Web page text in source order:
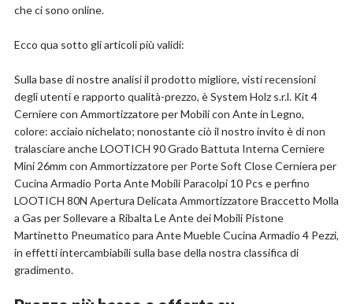
che ci sono online.
Ecco qua sotto gli articoli più validi:
Sulla base di nostre analisi il prodotto migliore, visti recensioni
degli utenti e rapporto qualità-prezzo, è System Holz s.r.l. Kit 4
Cerniere con Ammortizzatore per Mobili con Ante in Legno,
colore: acciaio nichelato; nonostante ciò il nostro invito è di non
tralasciare anche LOOTICH 90 Grado Battuta Interna Cerniere
Mini 26mm con Ammortizzatore per Porte Soft Close Cerniera per
Cucina Armadio Porta Ante Mobili Paracolpi 10 Pcs e perfino
LOOTICH 80N Apertura Delicata Ammortizzatore Braccetto Molla
a Gas per Sollevare a Ribalta Le Ante dei Mobili Pistone
Martinetto Pneumatico para Ante Mueble Cucina Armadio 4 Pezzi,
in effetti intercambiabili sulla base della nostra classifica di
gradimento.